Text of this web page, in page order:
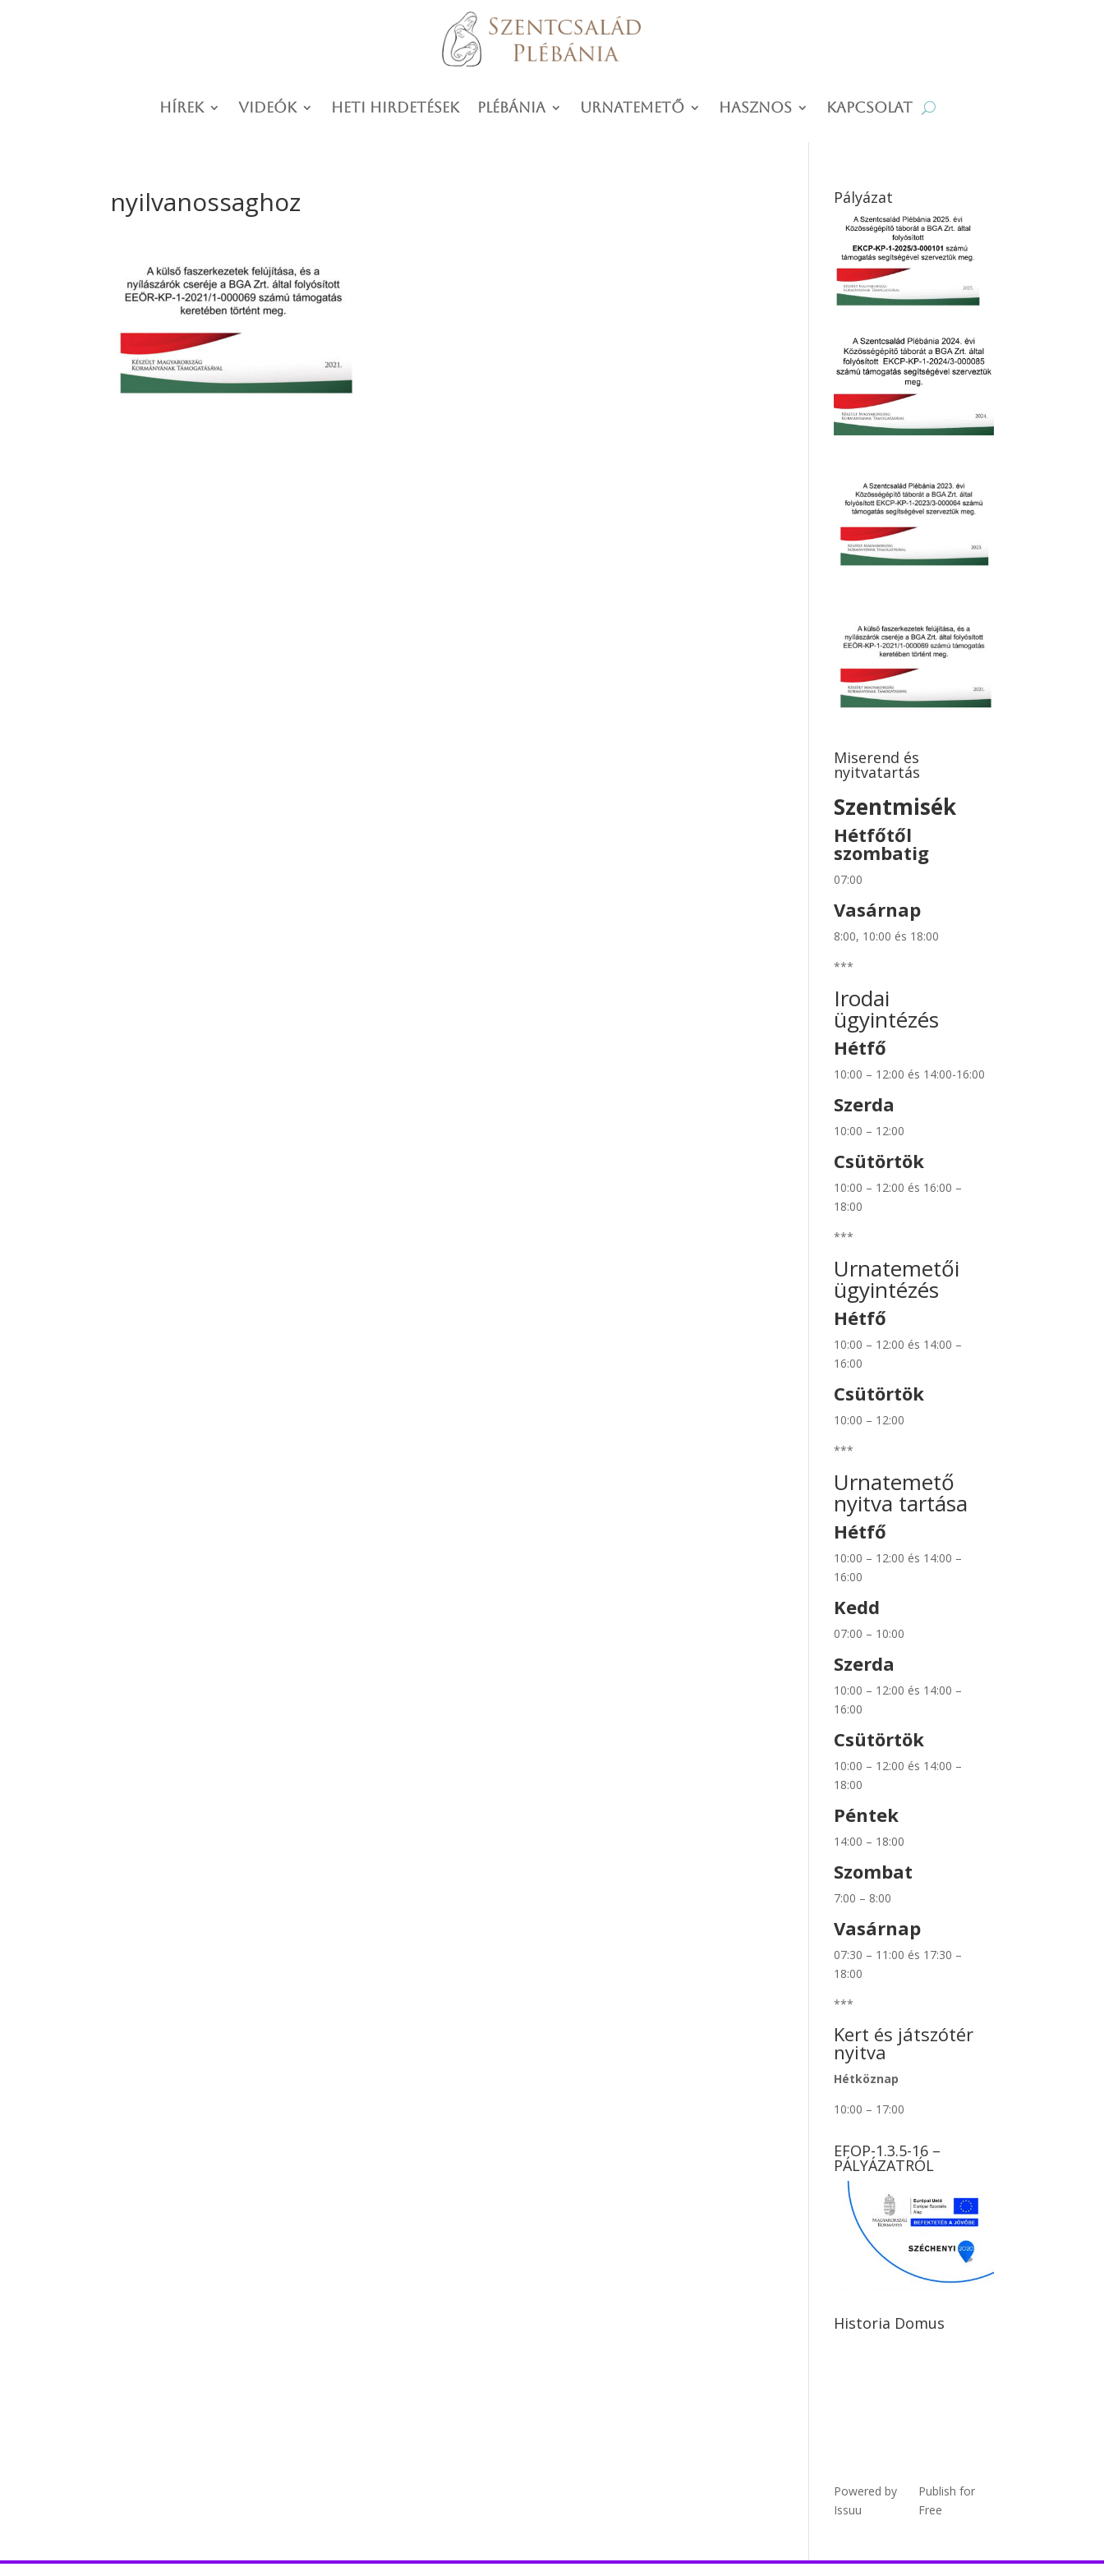
Hírek Videók Heti hirdetések Plébánia Urnatemető Hasznos Kapcsolat
nyilvanossaghoz Pályázat
Miserend és
nyitvatartás
Szentmisék
Hétfőtől
szombatig
07:00
Vasárnap
8:00, 10:00 és 18:00
***
Irodai
ügyintézés
Hétfő
10:00 – 12:00 és 14:00-16:00
Szerda
10:00 – 12:00
Csütörtök
10:00 – 12:00 és 16:00 –
18:00
***
Urnatemetői
ügyintézés
Hétfő
10:00 – 12:00 és 14:00 –
16:00
Csütörtök
10:00 – 12:00
***
Urnatemető
nyitva tartása
Hétfő
10:00 – 12:00 és 14:00 –
16:00
Kedd
07:00 – 10:00
Szerda
10:00 – 12:00 és 14:00 –
16:00
Csütörtök
10:00 – 12:00 és 14:00 –
18:00
Péntek
14:00 – 18:00
Szombat
7:00 – 8:00
Vasárnap
07:30 – 11:00 és 17:30 –
18:00
***
Kert és játszótér
nyitva
Hétköznap
10:00 – 17:00
EFOP-1.3.5-16 –
PÁLYÁZATRÓL
Historia Domus
Powered by
Issuu
Publish for
Free